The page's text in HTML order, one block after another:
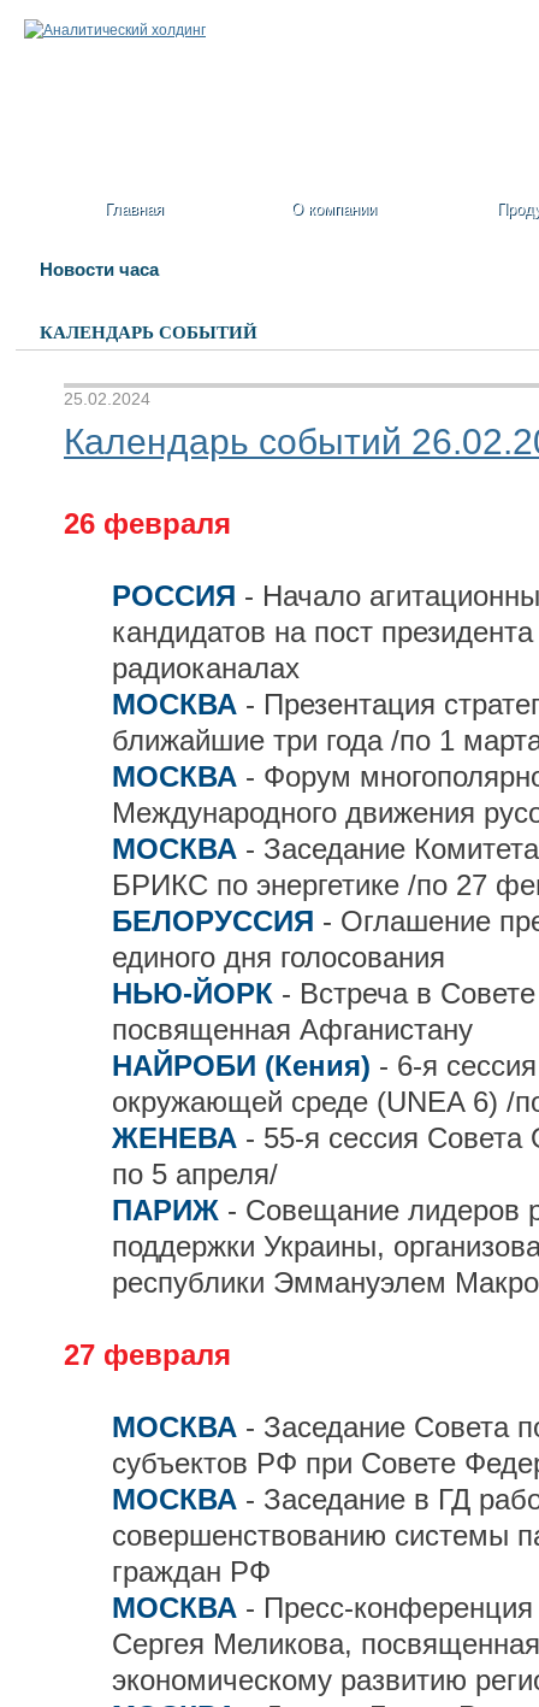
Главная О компании
Новости часа
КАЛЕНДАРЬ СОБЫТИЙ
25.02.2024
Календарь событий
26 февраля
РОССИЯ - Начало
кандидатов на пост
радиоканалах
МОСКВА - Презентация
ближайшие три года /по 1
МОСКВА - Форум
Международного движения
МОСКВА - Заседание
БРИКС по энергетике /по 27
БЕЛОРУССИЯ - Оглашение
единого дня голосования
НЬЮ-ЙОРК - Встреча в
посвященная Афганистану
НАЙРОБИ (Кения) - 6-я
окружающей среде (UNEA 6) /
ЖЕНЕВА - 55-я сессия
по 5 апреля/
ПАРИЖ - Совещание лидеров
поддержки Украины,
республики Эммануэлем
27 февраля
МОСКВА - Заседание Совета
субъектов РФ при Совете
МОСКВА - Заседание в ГД
совершенствованию системы
граждан РФ
МОСКВА - Пресс-конференция
Сергея Меликова,
экономическому развитию